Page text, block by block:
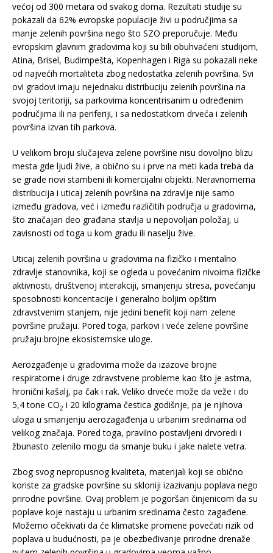
većoj od 300 metara od svakog doma. Rezultati studije su
pokazali da 62% evropske populacije živi u područjima sa
manje zelenih površina nego što SZO preporučuje. Među
evropskim glavnim gradovima koji su bili obuhvaćeni studijom,
Atina, Brisel, Budimpešta, Kopenhagen i Riga su pokazali neke
od najvećih mortaliteta zbog nedostatka zelenih površina. Svi
ovi gradovi imaju nejednaku distribuciju zelenih površina na
svojoj teritoriji, sa parkovima koncentrisanim u određenim
područjima ili na periferiji, i sa nedostatkom drveća i zelenih
površina izvan tih parkova.
U velikom broju slučajeva zelene površine nisu dovoljno blizu
mesta gde ljudi žive, a obično su i prve na meti kada treba da
se grade novi stambeni ili komercijalni objekti. Neravnomerna
distribucija i uticaj zelenih površina na zdravlje nije samo
između gradova, već i između različitih područja u gradovima,
što značajan deo građana stavlja u nepovoljan položaj, u
zavisnosti od toga u kom gradu ili naselju žive.
Uticaj zelenih površina u gradovima na fizičko i mentalno
zdravlje stanovnika, koji se ogleda u povećanim nivoima fizičke
aktivnosti, društvenoj interakciji, smanjenju stresa, povećanju
sposobnosti koncentacije i generalno boljim opštim
zdravstvenim stanjem, nije jedini benefit koji nam zelene
površine pružaju. Pored toga, parkovi i veće zelene površine
pružaju brojne ekosistemske uloge.
Aerozgađenje u gradovima može da izazove brojne
respiratorne i druge zdravstvene probleme kao što je astma,
hronični kašalj, pa čak i rak. Veliko drveće može da veže i do
5,4 tone CO2 i 20 kilograma čestica godišnje, pa je njihova
uloga u smanjenju aerozagađenja u urbanim sredinama od
velikog značaja. Pored toga, pravilno postavljeni drvoredi i
žbunasto zelenilo mogu da smanje buku i jake nalete vetra.
Zbog svog nepropusnog kvaliteta, materijali koji se obično
koriste za gradske površine su skloniji izazivanju poplava nego
prirodne površine. Ovaj problem je pogoršan činjenicom da su
poplave koje nastaju u urbanim sredinama često zagađene.
Možemo očekivati da će klimatske promene povećati rizik od
poplava u budućnosti, pa je obezbeđivanje prirodne drenaže